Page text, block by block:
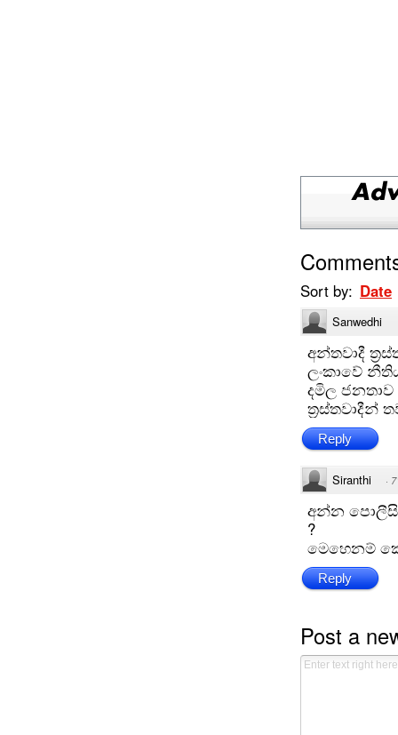
Sort by: Date
Sanwedhi
අන්තවාදී
ලංකාවේ
දමිල ජනතාව
ත්‍රස්තවාදීන්
Reply
Siranthi ·
අන්න
?
මෙහෙනම්
Reply
Post a